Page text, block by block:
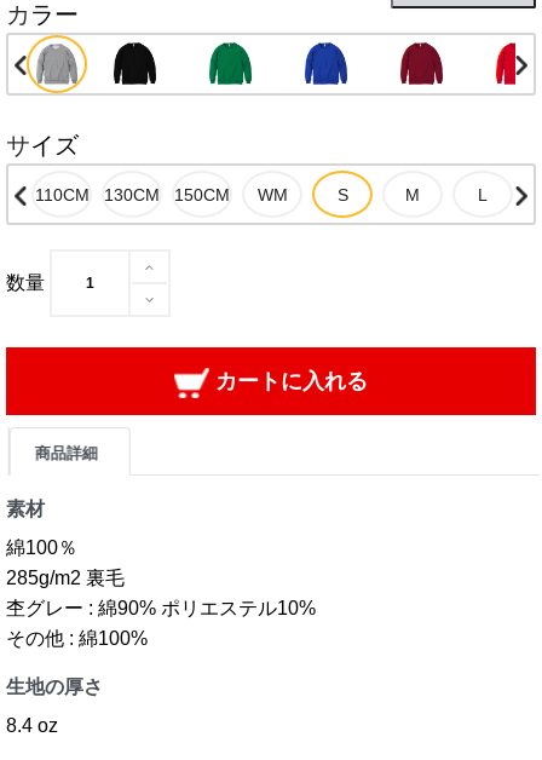
カラー
サイズ
数量
カートに入れる
商品詳細
素材
綿100％
285g/m2 裏毛
杢グレー : 綿90% ポリエステル10%
その他 : 綿100%
生地の厚さ
8.4 oz